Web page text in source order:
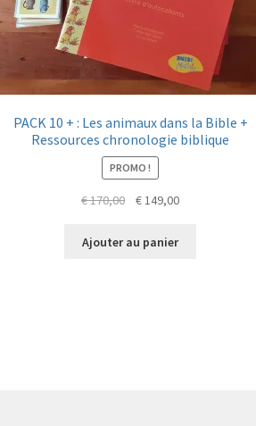
PACK 10 + : Les animaux dans la Bible +
Ressources chronologie biblique
PROMO !
€170,00
Le
initial
€149,00Le
actuel
Ajouter au panier